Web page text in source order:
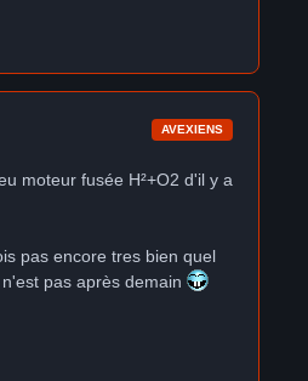
AVEXIENS
moteur fusée H²+O2 d'il y a
pas encore tres bien quel
pas après demain